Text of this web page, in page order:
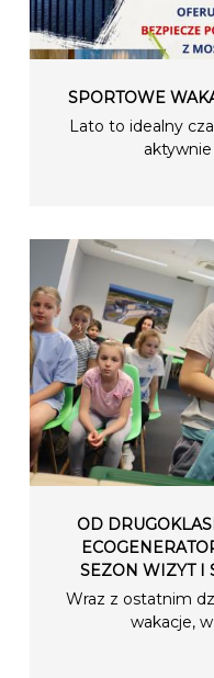
SPORTOWE
Lato to idealny
OD
SEZON WIZYT I
Wraz z ostatnim
wakacje,